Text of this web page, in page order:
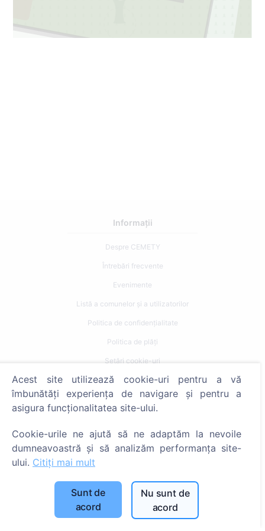
Informații
Despre CEMETY
Întrebări frecvente
Evenimente
Listă a comunelor și a utilizatorilor
Politica de confidențialitate
Politica de plăți
Setări cookie-uri
Caută
Caută decedați
Caută cimitire
Servicii
Contacte
SIA "CEMETY", LV40103618951
Acest site utilizează cookie-uri pentru a vă
îmbunătăți experiența de navigare și pentru a
asigura funcționalitatea site-ului.
Cookie-urile ne ajută să ne adaptăm la nevoile
dumneavoastră și să analizăm performanța site-
ului. Citiți mai mult
Sunt de
acord
Nu sunt de
acord